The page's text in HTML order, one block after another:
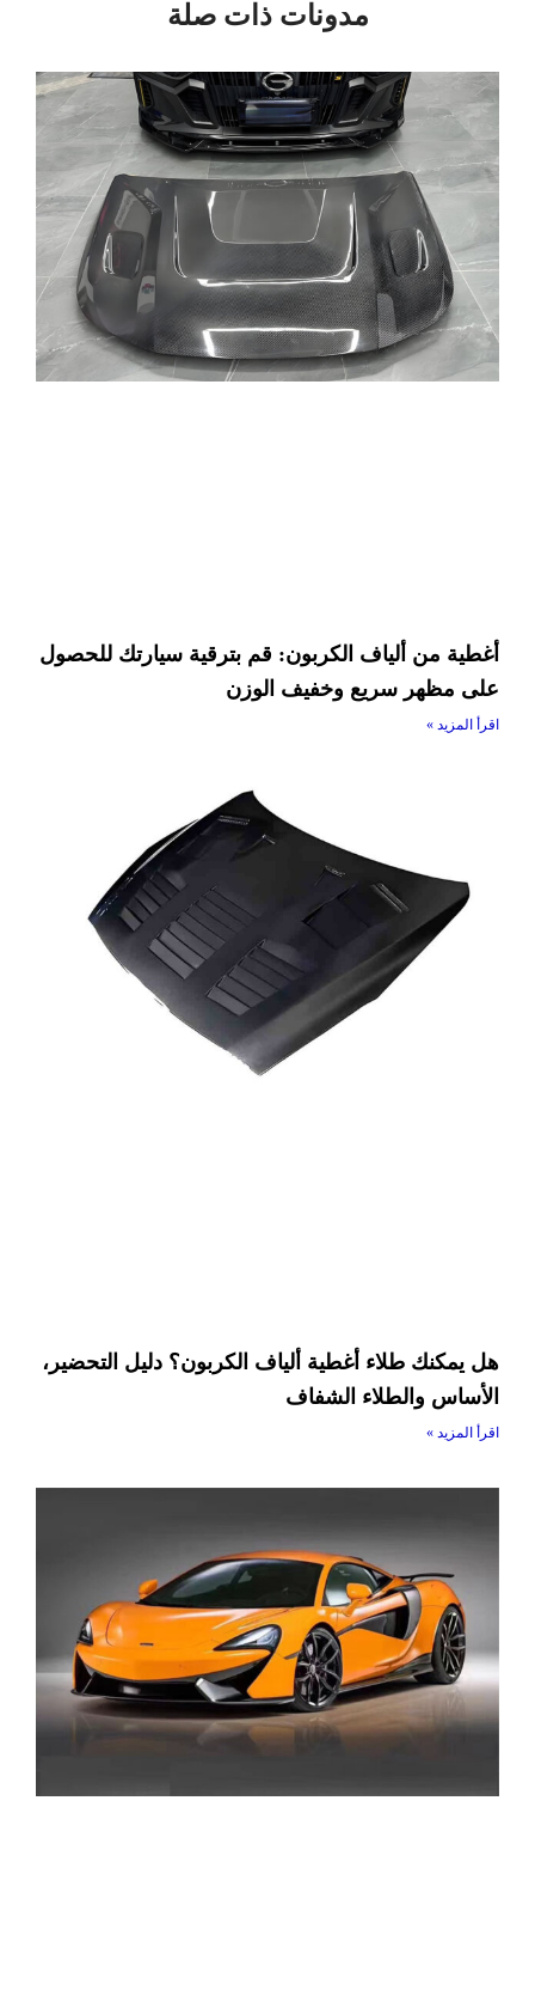
مدونات ذات صلة
أغطية من ألياف الكربون: قم بترقية سيارتك للحصول
على مظهر سريع وخفيف الوزن
اقرأ المزيد »
هل يمكنك طلاء أغطية ألياف الكربون؟ دليل التحضير،
الأساس والطلاء الشفاف
اقرأ المزيد »
الصفحة
الصفحة